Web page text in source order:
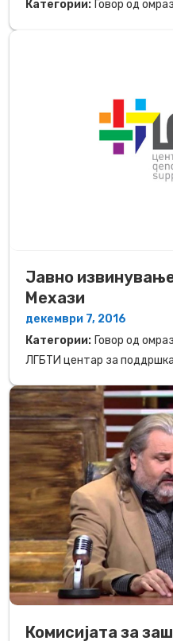
Категории: Говор од
Јавно
Мехази
декември 7, 2016
Категории: Говор од
ЛГБТИ центар за поддршка
Комисијата за